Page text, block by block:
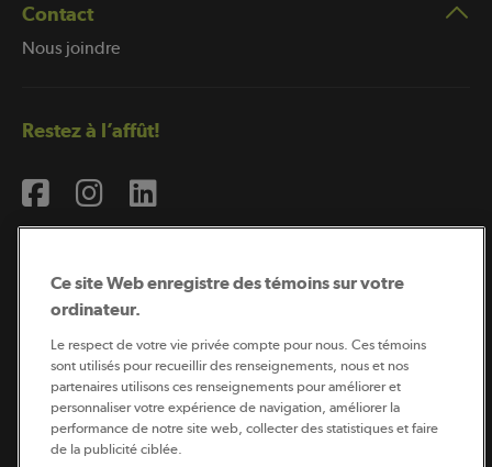
Contact
Nous joindre
Restez à l’affût!
Coopérateur est publié par Sollio Groupe Coopératif.
Il est l’outil d’information de la coopération agricole
québécoise.
Ce site Web enregistre des témoins sur votre
ordinateur.
Le respect de votre vie privée compte pour nous. Ces témoins
sont utilisés pour recueillir des renseignements, nous et nos
partenaires utilisons ces renseignements pour améliorer et
personnaliser votre expérience de navigation, améliorer la
performance de notre site web, collecter des statistiques et faire
de la publicité ciblée.